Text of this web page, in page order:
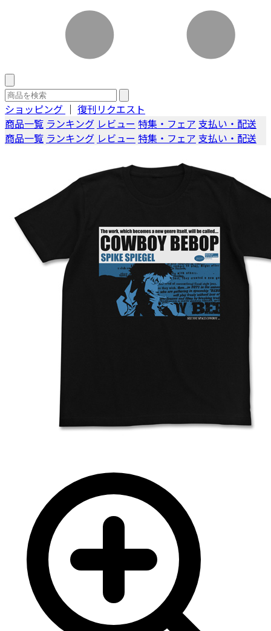
ショッピング ｜ 復刊リクエスト
商品一覧 ランキング レビュー 特集・フェア 支払い・配送
商品一覧 ランキング レビュー 特集・フェア 支払い・配送